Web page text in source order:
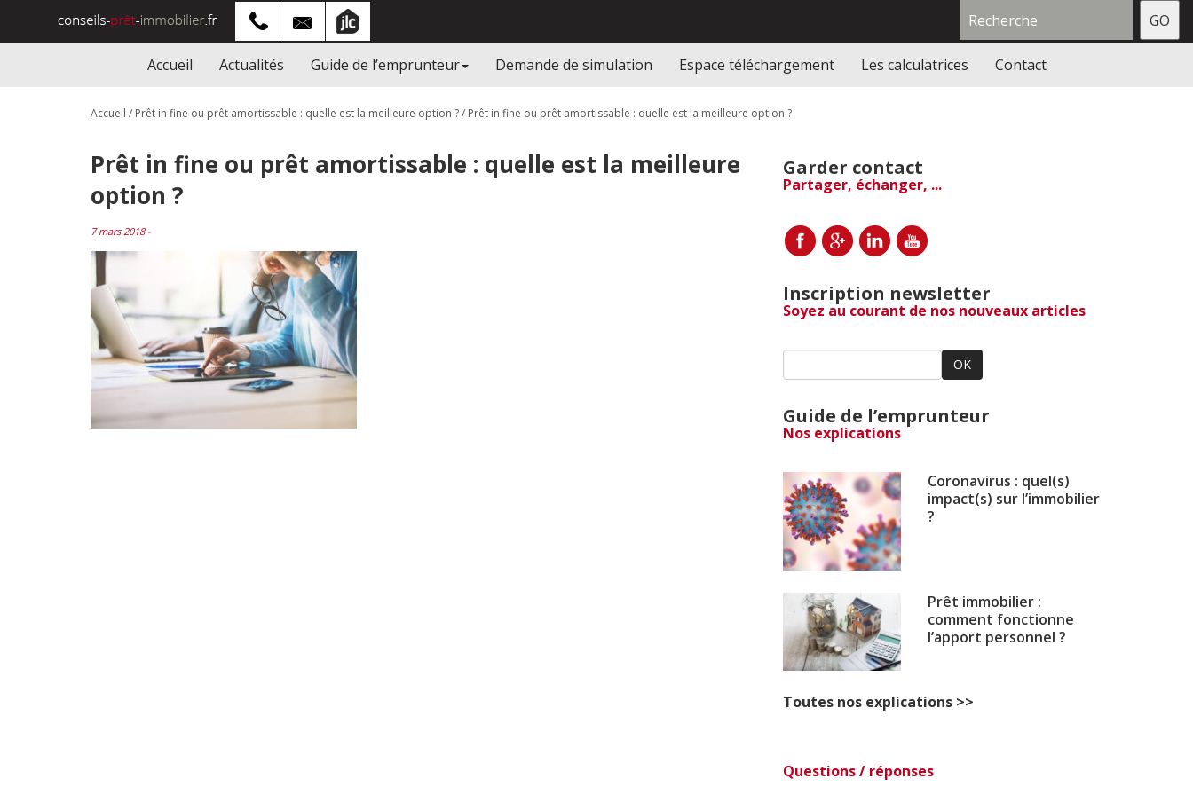
Accueil Actualités Guide de l’emprunteur Demande de simulation Espace téléchargement Les calculatrices Contact
Accueil / Prêt in fine ou prêt amortissable : quelle est la meilleure option ?/ Prêt in fine ou prêt amortissable : quelle est la meilleure option ?
Prêt in fine ou prêt amortissable : quelle est la meilleure
option ?
7 mars 2018 -
Garder contact
Partager, échanger, ...
Inscription newsletter
Soyez au courant de nos nouveaux articles
OK
Guide de l’emprunteur
Nos explications
Coronavirus : quel(s)
impact(s) sur l’immobilier
?
Prêt immobilier :
comment fonctionne
l’apport personnel ?
Toutes nos explications >>
Questions / réponses